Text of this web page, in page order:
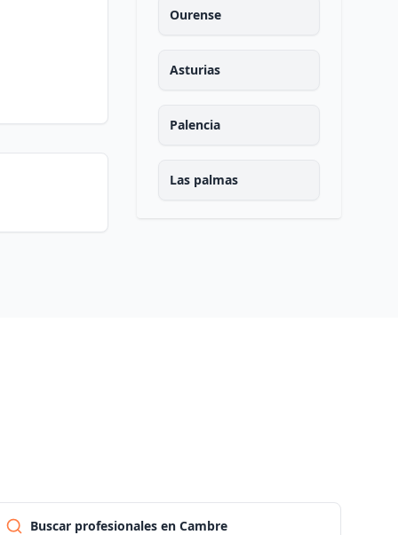
Ourense
Asturias
Palencia
Las palmas
Buscar profesionales en Cambre